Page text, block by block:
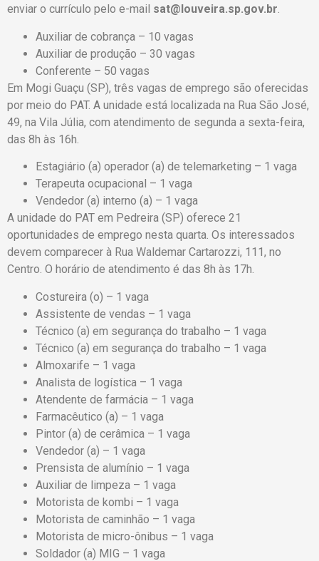
enviar o currículo pelo e-mail sat@louveira.sp.gov.br.
Auxiliar de cobrança – 10 vagas
Auxiliar de produção – 30 vagas
Conferente – 50 vagas
Em Mogi Guaçu (SP), três vagas de emprego são oferecidas
por meio do PAT. A unidade está localizada na Rua São José,
49, na Vila Júlia, com atendimento de segunda a sexta-feira,
das 8h às 16h.
Estagiário (a) operador (a) de telemarketing – 1 vaga
Terapeuta ocupacional – 1 vaga
Vendedor (a) interno (a) – 1 vaga
A unidade do PAT em Pedreira (SP) oferece 21
oportunidades de emprego nesta quarta. Os interessados
devem comparecer à Rua Waldemar Cartarozzi, 111, no
Centro. O horário de atendimento é das 8h às 17h.
Costureira (o) – 1 vaga
Assistente de vendas – 1 vaga
Técnico (a) em segurança do trabalho – 1 vaga
Técnico (a) em segurança do trabalho – 1 vaga
Almoxarife – 1 vaga
Analista de logística – 1 vaga
Atendente de farmácia – 1 vaga
Farmacêutico (a) – 1 vaga
Pintor (a) de cerâmica – 1 vaga
Vendedor (a) – 1 vaga
Prensista de alumínio – 1 vaga
Auxiliar de limpeza – 1 vaga
Motorista de kombi – 1 vaga
Motorista de caminhão – 1 vaga
Motorista de micro-ônibus – 1 vaga
Soldador (a) MIG – 1 vaga